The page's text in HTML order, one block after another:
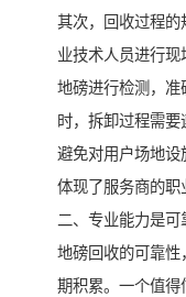
其次，回收过程的
业技术人员进行
地磅进行检测，准
时，拆卸过程需要
避免对用户场地设
体现了服务商的职
二、专业能力是可
地磅回收的可靠性
期积累。一个值得